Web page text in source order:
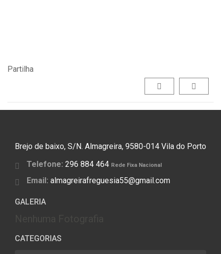
Partilha
Brejo de baixo, S/N. Almagreira, 9580-014 Vila do Porto
Telefone: 296 884 464 Rede Fixa Nacional
Email: almagreirafreguesia55@gmail.com
GALERIA
CATEGORIAS